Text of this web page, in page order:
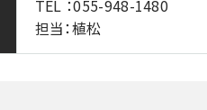
TEL ：055-948-1480
担当：植松